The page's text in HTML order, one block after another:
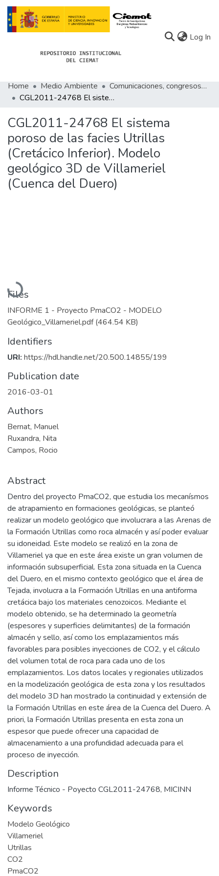
Log In
Communities
Statistics
About Docu-menta
Home Medio Ambiente
Comunicaciones, congresos de Medio Ambiente
CGL2011-24768 El sistema poroso de las facies Utrillas (Cretácico Inferior). Modelo geológico 3D de Villameriel (Cuenca del Duero)
CGL2011-24768 El sistema
poroso de las facies Utrillas
(Cretácico Inferior). Modelo
geológico 3D de Villameriel
(Cuenca del Duero)
Loading...
Files
INFORME 1 - Proyecto PmaCO2 - MODELO
Geológico_Villameriel.pdf(464.54 KB)
Identifiers
URI: https://hdl.handle.net/20.500.14855/199
Publication date
2016-03-01
Authors
Bernat, Manuel
Ruxandra, Nita
Campos, Rocio
Abstract
Dentro del proyecto PmaCO2, que estudia los mecanísmos
de atrapamiento en formaciones geológicas, se planteó
realizar un modelo geológico que involucrara a las Arenas de
la Formación Utrillas como roca almacén y así poder evaluar
su idoneidad. Este modelo se realizó en la zona de
Villameriel ya que en este área existe un gran volumen de
información subsuperficial. Esta zona situada en la Cuenca
del Duero, en el mismo contexto geológico que el área de
Tejada, involucra a la Formación Utrillas en una antiforma
cretácica bajo los materiales cenozoicos. Mediante el
modelo obtenido, se ha determinado la geometría
(espesores y superficies delimitantes) de la formación
almacén y sello, así como los emplazamientos más
favorables para posibles inyecciones de CO2, y el cálculo
del volumen total de roca para cada uno de los
emplazamientos. Los datos locales y regionales utilizados
en la modelización geológica de esta zona y los resultados
del modelo 3D han mostrado la continuidad y extensión de
la Formación Utrillas en este área de la Cuenca del Duero. A
priori, la Formación Utrillas presenta en esta zona un
espesor que puede ofrecer una capacidad de
almacenamiento a una profundidad adecuada para el
proceso de inyección.
Description
Informe Técnico - Poyecto CGL2011-24768, MICINN
Keywords
Modelo Geológico
Villameriel
Utrillas
CO2
PmaCO2